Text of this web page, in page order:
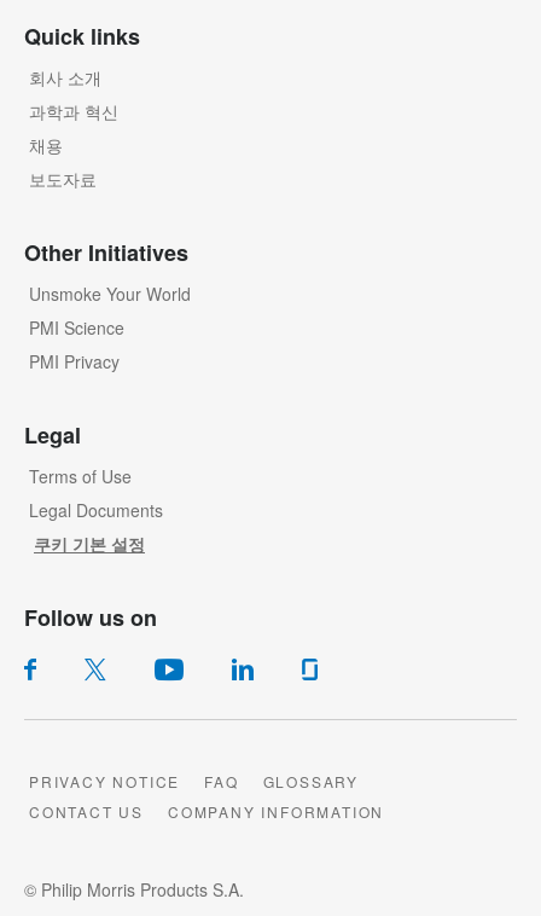
Quick links
회사 소개
과학과 혁신
채용
보도자료
Other Initiatives
Unsmoke Your World
PMI Science
PMI Privacy
Legal
Terms of Use
Legal Documents
쿠키 기본 설정
Follow us on
PRIVACY NOTICE FAQ
GLOSSARY
CONTACT US
COMPANY INFORMATION
© Philip Morris Products S.A.